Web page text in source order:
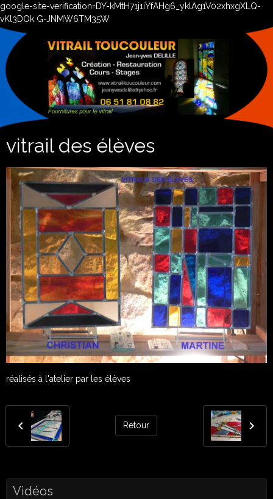
google-site-verification=DY-kMtH71j1iYfAHg6_yklAg1V02xhxgXLQ-
vKl3DOk G-JNMW6TM35W
vitrail des élèves
réalisés à l'atelier par les élèves
Retour
Vidéos